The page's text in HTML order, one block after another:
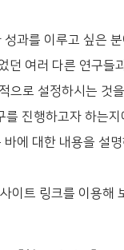
과를 이루고 싶은
던 여러 다른 연구들
으로 설정하시는 것
를 진행하고자 하는
에 대한 내용을 설
이트 링크를 이용해